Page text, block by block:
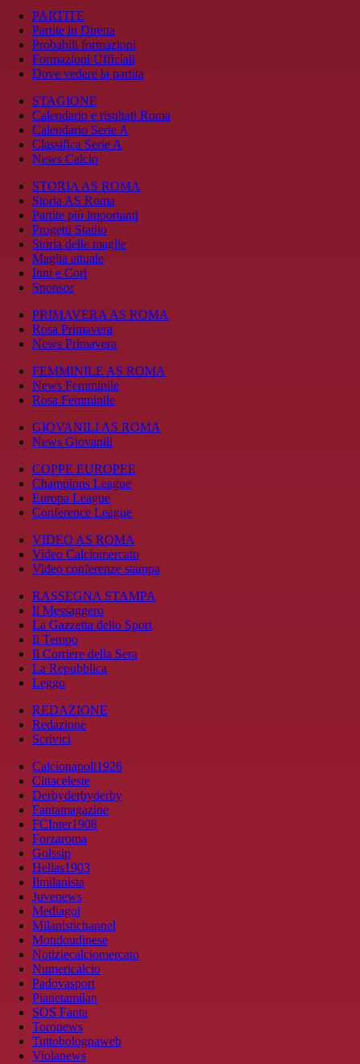
PARTITE
Partite in Diretta
Probabili formazioni
Formazioni Ufficiali
Dove vedere la partita
STAGIONE
Calendario e risultati Roma
Calendario Serie A
Classifica Serie A
News Calcio
STORIA AS ROMA
Storia AS Roma
Partite più importanti
Progetti Stadio
Storia delle maglie
Maglia attuale
Inni e Cori
Sponsor
PRIMAVERA AS ROMA
Rosa Primavera
News Primavera
FEMMINILE AS ROMA
News Femminile
Rosa Femminile
GIOVANILI AS ROMA
News Giovanili
COPPE EUROPEE
Champions League
Europa League
Conference League
VIDEO AS ROMA
Video Calciomercato
Video conferenze stampa
RASSEGNA STAMPA
Il Messaggero
La Gazzetta dello Sport
Il Tempo
Il Corriere della Sera
La Repubblica
Leggo
REDAZIONE
Redazione
Scrivici
Calcionapoli1926
Cittaceleste
Derbyderbyderby
Fantamagazine
FCInter1908
Forzaroma
Golssip
Hellas1903
Ilmilanista
Juvenews
Mediagol
Milanistichannel
Mondoudinese
Notiziecalciomercato
Numericalcio
Padovasport
Pianetamilan
SOS Fanta
Toronews
Tuttobolognaweb
Violanews